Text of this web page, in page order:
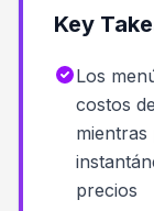
Key
Los
costos
mientras
precios